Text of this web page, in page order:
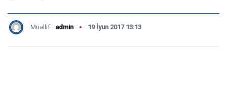
Müəllif: admin 19 İyun 2017 13:13